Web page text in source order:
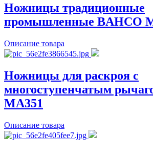
Ножницы традиционные
промышленные BAHCO
Описание товара
Ножницы для раскроя с
многоступенчатым
MA351
Описание товара